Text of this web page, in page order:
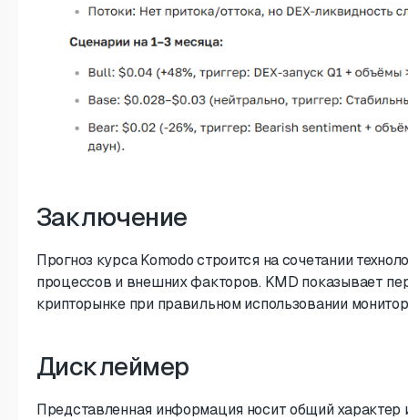
Заключение
Прогноз курса Komodo строится на сочетании
процессов и внешних факторов. KMD показывает
крипторынке при правильном использовании
Дисклеймер
Представленная информация носит общий характер